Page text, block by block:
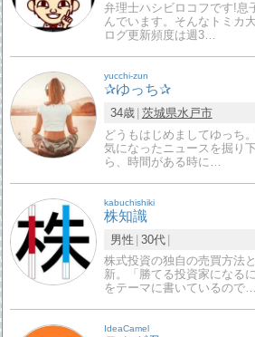
弁理士ハシビロコフです!息
んでいます。そんなトミカ
ログ更新頻度は週3…
yucchi-zun
✰ゆっち✰
34歳 茨城県水戸市
どうもはじめましてゆっち
気になったニュースを掘り
ら、時間がある時に…
kabuchishiki
株知識
男性 30代
株式投資の独自の売買方法
新。「勝てる投資家になる
をテーマに書いているので…
IdeaCamel